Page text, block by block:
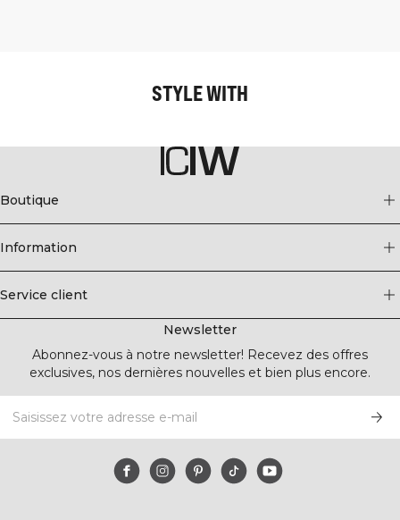
STYLE WITH
Boutique
Information
Service client
Newsletter
Abonnez-vous à notre newsletter! Recevez des offres
exclusives, nos dernières nouvelles et bien plus encore.